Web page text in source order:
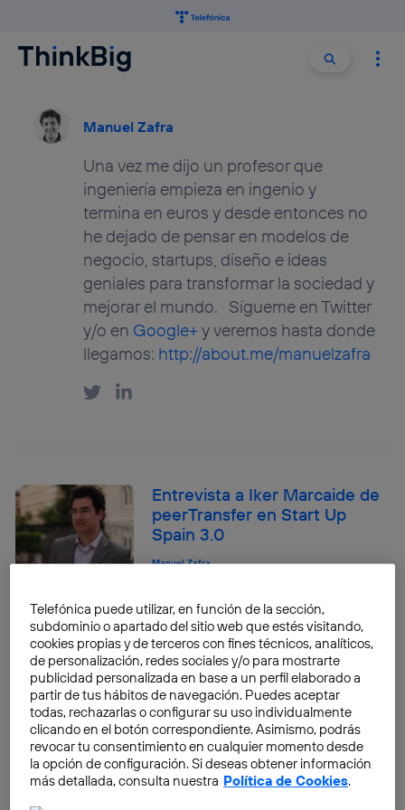
Buscar
Manuel Zafra
Una vez me dijo un profesor que
ingeniería empieza en ingenio y
termina en euros y desde entonces no
he dejado de pensar en modelos de
negocio, startups, diseño e ideas
geniales para transformar la sociedad y
mejorar el mundo. Sígueme en Twitter
y/o en Google+ y veremos hasta donde
llegamos: http://about.me/manuelzafra
Entrevista a Iker Marcaide de
peerTransfer en Start Up
Spain 3.0
Manuel Zafra
Entrevista a Álvaro López-
Medrano de InTotally en Start
Up Spain 3.0
Manuel Zafra
Entrevista a Luis Sanz de
Olapic en Start Up Spain 3.0
Telefónica puede utilizar, en función de la sección,
subdominio o apartado del sitio web que estés visitando,
cookies propias y de terceros con fines técnicos, analíticos,
de personalización, redes sociales y/o para mostrarte
publicidad personalizada en base a un perfil elaborado a
partir de tus hábitos de navegación. Puedes aceptar
todas, rechazarlas o configurar su uso individualmente
clicando en el botón correspondiente. Asimismo, podrás
revocar tu consentimiento en cualquier momento desde
la opción de configuración. Si deseas obtener información
más detallada, consulta nuestra Política de Cookies.